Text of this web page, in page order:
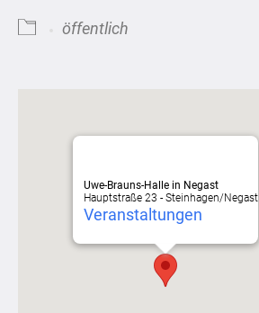
öffentlich
Uwe-Brauns-Halle in Negast
Hauptstraße 23 - Steinhagen/Negast
Veranstaltungen